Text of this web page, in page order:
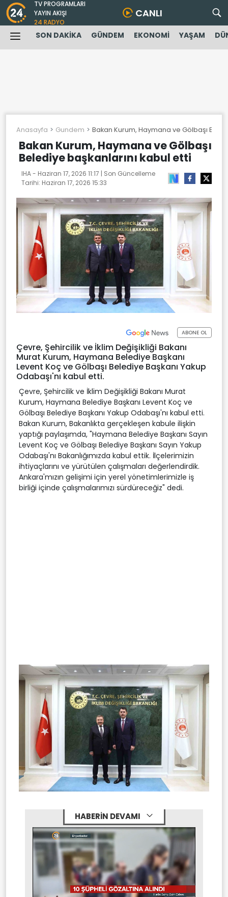
TV PROGRAMLARI
YAYIN AKIŞI
24 RADYO
CANLI
SON DAKİKA GÜNDEM EKONOMİ YAŞAM
Anasayfa Gundem Bakan Kurum, Haymana ve Gölbaşı
Bakan Kurum, Haymana ve Gölbaşı
Belediye başkanlarını kabul etti
IHA - Haziran 17, 2026 11:17 | Son Güncelleme
Tarihi: Haziran 17, 2026 15:33
ABONE OL
Çevre, Şehircilik ve İklim Değişikliği Bakanı
Murat Kurum, Haymana Belediye Başkanı
Levent Koç ve Gölbaşı Belediye Başkanı Yakup
Odabaşı'nı kabul etti.
Çevre, Şehircilik ve İklim Değişikliği Bakanı Murat
Kurum, Haymana Belediye Başkanı Levent Koç ve
Gölbaşı Belediye Başkanı Yakup Odabaşı'nı kabul etti.
Bakan Kurum, Bakanlıkta gerçekleşen kabule ilişkin
yaptığı paylaşımda, "Haymana Belediye Başkanı Sayın
Levent Koç ve Gölbaşı Belediye Başkanı Sayın Yakup
Odabaşı'nı Bakanlığımızda kabul ettik. İlçelerimizin
ihtiyaçlarını ve yürütülen çalışmaları değerlendirdik.
Ankara'mızın gelişimi için yerel yönetimlerimizle iş
birliği içinde çalışmalarımızı sürdüreceğiz" dedi.
HABERİN DEVAMI